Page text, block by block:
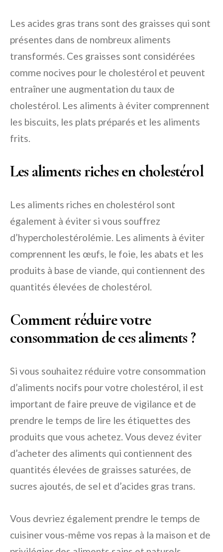
Les acides gras trans sont des graisses qui sont
présentes dans de nombreux aliments
transformés. Ces graisses sont considérées
comme nocives pour le cholestérol et peuvent
entraîner une augmentation du taux de
cholestérol. Les aliments à éviter comprennent
les biscuits, les plats préparés et les aliments
frits.
Les aliments riches en cholestérol
Les aliments riches en cholestérol sont
également à éviter si vous souffrez
d’hypercholestérolémie. Les aliments à éviter
comprennent les œufs, le foie, les abats et les
produits à base de viande, qui contiennent des
quantités élevées de cholestérol.
Comment réduire votre
consommation de ces aliments ?
Si vous souhaitez réduire votre consommation
d’aliments nocifs pour votre cholestérol, il est
important de faire preuve de vigilance et de
prendre le temps de lire les étiquettes des
produits que vous achetez. Vous devez éviter
d’acheter des aliments qui contiennent des
quantités élevées de graisses saturées, de
sucres ajoutés, de sel et d’acides gras trans.
Vous devriez également prendre le temps de
cuisiner vous-même vos repas à la maison et de